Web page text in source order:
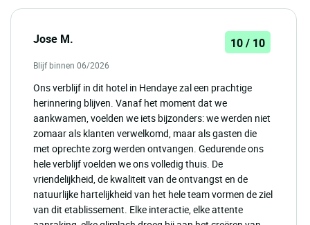
Jose M. 10 / 10
Blijf binnen 06/2026
Ons verblijf in dit hotel in Hendaye zal een prachtige
herinnering blijven. Vanaf het moment dat we
aankwamen, voelden we iets bijzonders: we werden niet
zomaar als klanten verwelkomd, maar als gasten die
met oprechte zorg werden ontvangen. Gedurende ons
hele verblijf voelden we ons volledig thuis. De
vriendelijkheid, de kwaliteit van de ontvangst en de
natuurlijke hartelijkheid van het hele team vormen de ziel
van dit etablissement. Elke interactie, elke attente